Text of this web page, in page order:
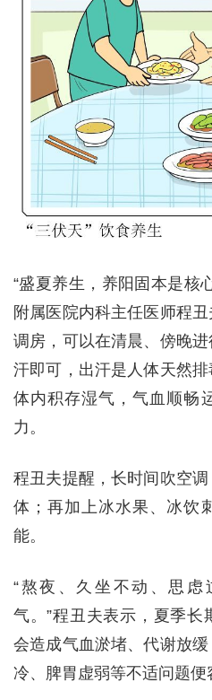
“盛夏养生，养阳固本是核
附属医院内科主任医师程
调房，可以在清晨、傍晚
汗即可，出汗是人体天然
体内积存湿气，气血顺畅
力。
程丑夫提醒，长时间吹空
体；再加上冰水果、冰饮
能。
“熬夜、久坐不动、思虑
气。”程丑夫表示，夏季长
会造成气血淤堵、代谢放
冷、脾胃虚弱等不适问题便